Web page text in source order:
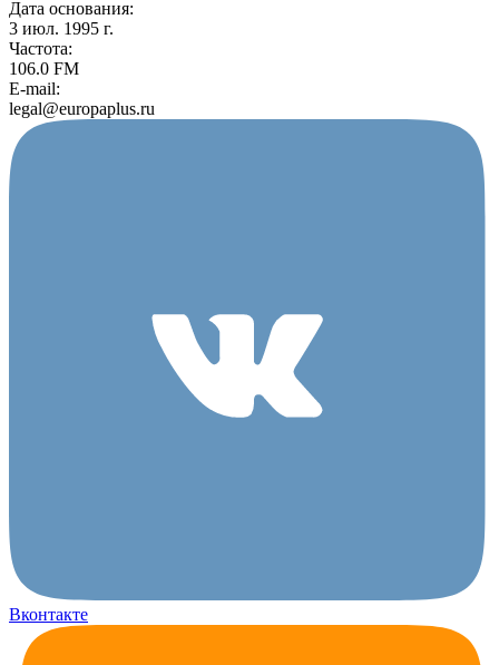
Дата основания:
3 июл. 1995 г.
Частота:
106.0 FM
E-mail:
legal@europaplus.ru
Вконтакте